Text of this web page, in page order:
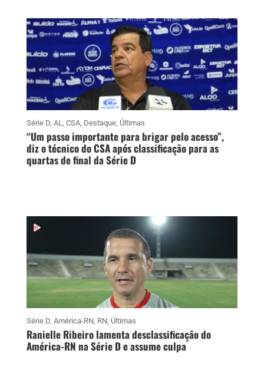
Série D, AL, CSA, Destaque, Últimas
“Um passo importante para brigar pelo acesso”,
diz o técnico do CSA após classificação para as
quartas de final da Série D
Série D, América-RN, RN, Últimas
Ranielle Ribeiro lamenta desclassificação do
América-RN na Série D e assume culpa